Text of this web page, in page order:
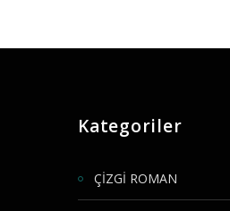
Kategoriler
ÇİZGİ ROMAN